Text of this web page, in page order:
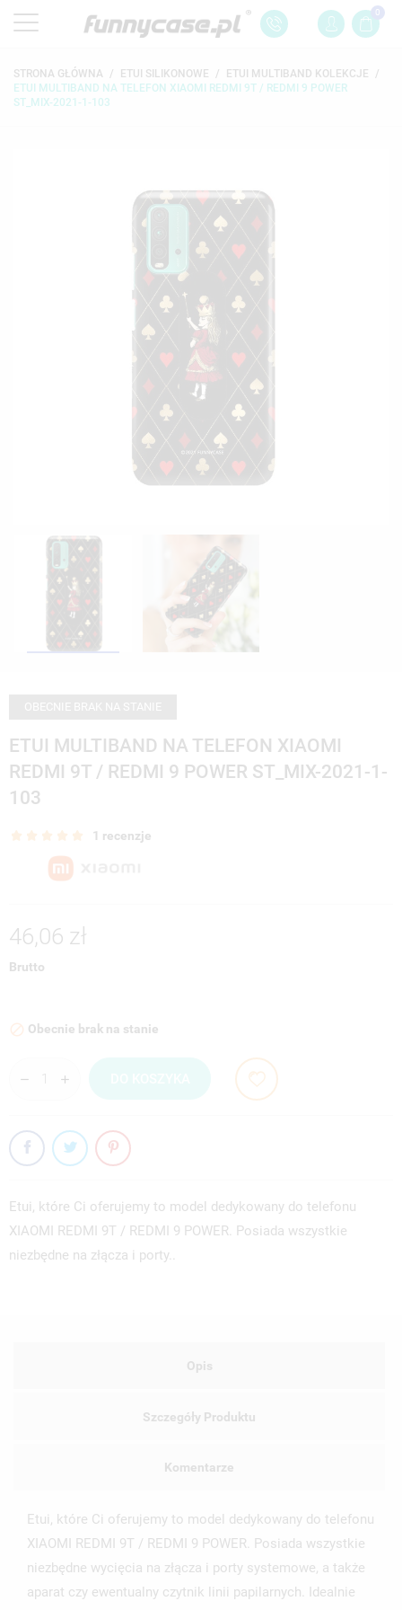
0
STRONA GŁÓWNA ETUI SILIKONOWE
ETUI MULTIBAND KOLEKCJE
ETUI MULTIBAND NA TELEFON XIAOMI REDMI 9T / REDMI 9 POWER
ST_MIX-2021-1-103
ETUI MULTIBAND NA TELEFON XIAOMI
REDMI 9T / REDMI 9 POWER ST_MIX-2021-1-
103
1 recenzje
46,06 zł
Brutto
 Obecnie brak na stanie
Etui, które Ci oferujemy to model dedykowany do telefonu
XIAOMI REDMI 9T / REDMI 9 POWER. Posiada wszystkie
niezbędne na złącza i porty..
Opis
Szczegóły Produktu
Komentarze
Etui, które Ci oferujemy to model dedykowany do telefonu
XIAOMI REDMI 9T / REDMI 9 POWER. Posiada wszystkie
niezbędne wycięcia na złącza i porty systemowe, a także
aparat czy ewentualny czytnik linii papilarnych. Idealnie